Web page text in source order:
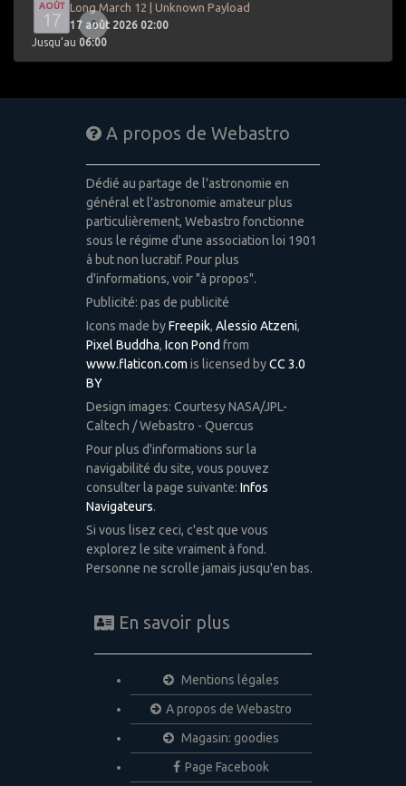
AOÛT
17 0
Long March 12 | Unknown Payload
17 août 2026 02:00
Jusqu’au 06:00
A propos de Webastro
Dédié au partage de l'astronomie en
général et l'astronomie amateur plus
particulièrement, Webastro fonctionne
sous le régime d'une association loi 1901
à but non lucratif. Pour plus
d'informations, voir "à propos".
Publicité: pas de publicité
Icons made byFreepik, Alessio Atzeni,
Pixel Buddha, Icon Pond from
www.flaticon.com is licensed byCC 3.0
BY
Design images: Courtesy NASA/JPL-
Caltech / Webastro - Quercus
Pour plus d'informations sur la
navigabilité du site, vous pouvez
consulter la page suivante: Infos
Navigateurs.
Si vous lisez ceci, c'est que vous
explorez le site vraiment à fond.
Personne ne scrolle jamais jusqu'en bas.
En savoir plus
Mentions légales
A propos de Webastro
Magasin: goodies
Page Facebook